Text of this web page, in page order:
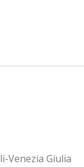
Venezia Giulia